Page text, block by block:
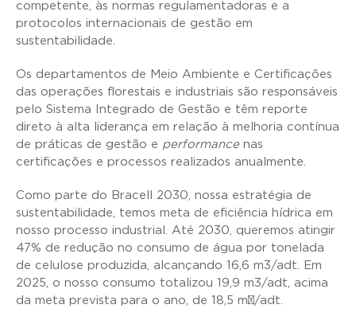
competente, às normas regulamentadoras e a
protocolos internacionais de gestão em
sustentabilidade.
Os departamentos de Meio Ambiente e Certificações
das operações florestais e industriais são responsáveis
pelo Sistema Integrado de Gestão e têm reporte
direto à alta liderança em relação à melhoria contínua
de práticas de gestão e performancenas
certificações e processos realizados anualmente.
Como parte do Bracell 2030, nossa estratégia de
sustentabilidade, temos meta de eficiência hídrica em
nosso processo industrial. Até 2030, queremos atingir
47% de redução no consumo de água por tonelada
de celulose produzida, alcançando 16,6 m3/adt. Em
2025, o nosso consumo totalizou 19,9 m3/adt, acima
da meta prevista para o ano, de 18,5 m³/adt.